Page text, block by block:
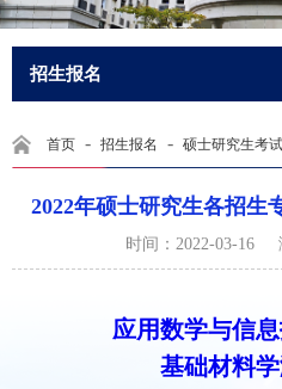
招生报名
首页 - 招生报名 - 硕士研究生考
2022年硕士研究生各招生
时间：2022-03-16
应用数学与信
基础材料